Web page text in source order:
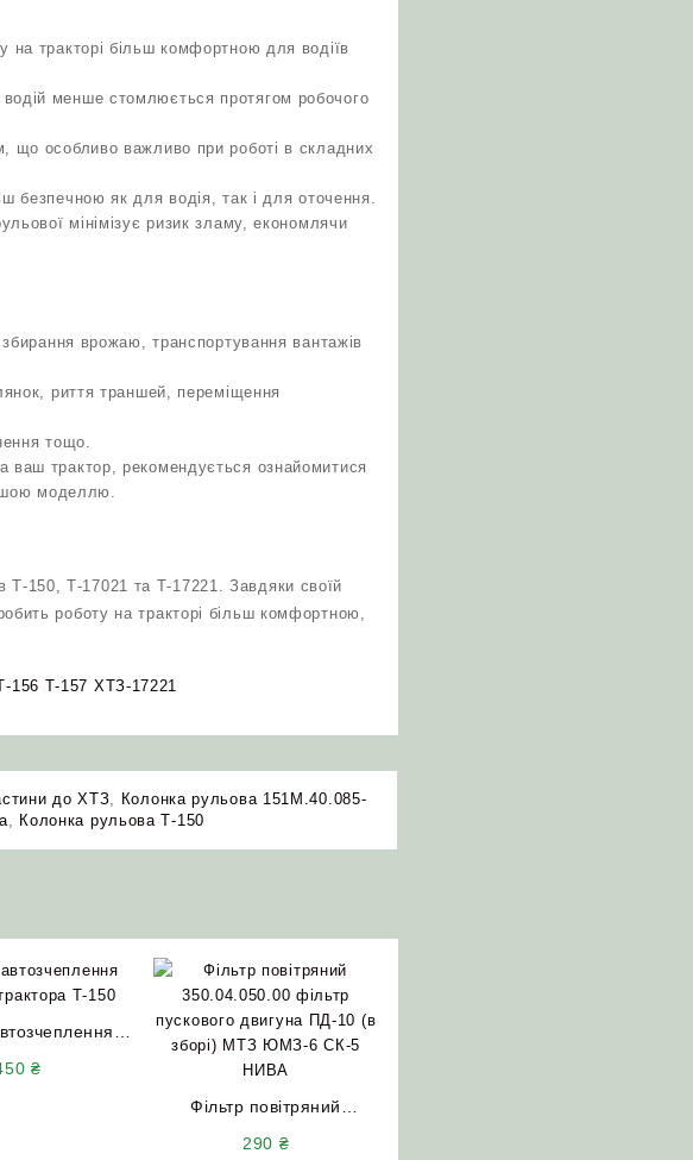
на тракторі більш комфортною для водіїв
менше стомлюється протягом робочого
що особливо важливо при роботі в складних
безпечною як для водія, так і для оточення.
мінімізує ризик зламу, економлячи
врожаю, транспортування вантажів
риття траншей, переміщення
тощо.
трактор, рекомендується ознайомитися
моделлю.
Т-150, Т-17021 та Т-17221. Завдяки своїй
роботу на тракторі більш комфортною,
156 Т-157 ХТЗ-17221
до ХТЗ, Колонка рульова 151М.40.085-
, Колонка рульова Т-150
₴
Фільтр повітряний
290 ₴